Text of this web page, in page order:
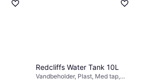
Redcliffs Water Tank 10L
Vandbeholder, Plast, Med tap,